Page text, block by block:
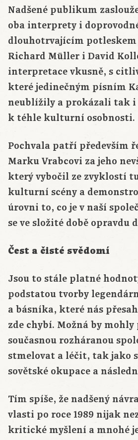
Nadšené publikum
oba interprety i
dlouhotrvajícím potleskem
Richard Müller i David
interpretace vkusně, s
které jedinečným písním
neublížily a prokázali tak i
k téhle kulturní osobnosti.
Pochvala patří především
Marku Vrabcovi za jeho
který vybočil ze zvyklostí
kulturní scény a
úrovni to, co je v naší
se ve složité době opravdu
Čest a čisté svědomí
Jsou to stále platné
podstatou tvorby
a básníka, které nás
zde chybí. Možná by
současnou rozháranou
stmelovat a léčit, tak jako
sovětské okupace a
Tím spíše, že nadšený
vlasti po roce 1989 nijak
kritické myšlení a mnohé